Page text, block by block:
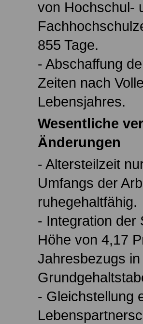
von Hochschul-
855 Tage.
- Abschaffung
Zeiten nach
Lebensjahres.
Wesentliche
Änderungen
- Altersteilzeit
Umfangs der
ruhegehaltfähig.
- Integration der
Höhe von 4,17
Jahresbezugs
- Gleichstellung